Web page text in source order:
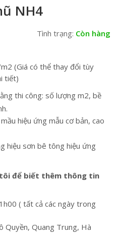
NH4
Tình trạng: Còn hàng
(Giá có thể thay đổi tùy
tiết)
thi công: số lượng m2, bề
hiệu ứng mẫu cơ bản, cao
hiệu sơn bê tông hiệu ứng
tôi để biết thêm thông tin
( tất cả các ngày trong
Quyền, Quang Trung, Hà